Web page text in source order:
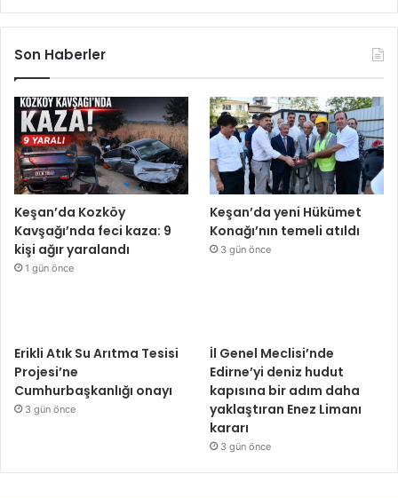
Son Haberler
Keşan’da Kozköy
Kavşağı’nda feci kaza: 9
kişi ağır yaralandı
1 gün önce
Keşan’da yeni Hükümet
Konağı’nın temeli atıldı
3 gün önce
Erikli Atık Su Arıtma Tesisi
Projesi’ne
Cumhurbaşkanlığı onayı
3 gün önce
İl Genel Meclisi’nde
Edirne’yi deniz hudut
kapısına bir adım daha
yaklaştıran Enez Limanı
kararı
3 gün önce